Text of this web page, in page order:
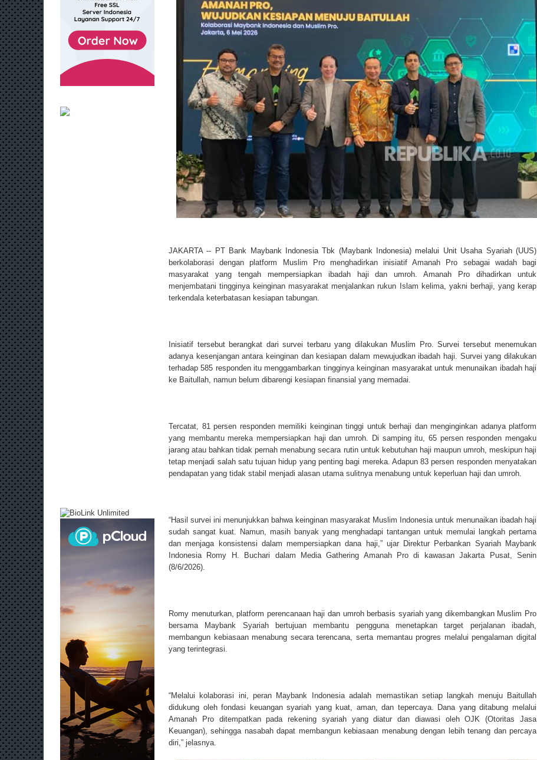
JAKARTA -- PT Bank Maybank Indonesia Tbk (Maybank Indonesia) melalui Unit Usaha Syariah (UUS)
berkolaborasi dengan platform Muslim Pro menghadirkan inisiatif Amanah Pro sebagai wadah bagi
masyarakat yang tengah mempersiapkan ibadah haji dan umroh. Amanah Pro dihadirkan untuk
menjembatani tingginya keinginan masyarakat menjalankan rukun Islam kelima, yakni berhaji, yang kerap
terkendala keterbatasan kesiapan tabungan.
Inisiatif tersebut berangkat dari survei terbaru yang dilakukan Muslim Pro. Survei tersebut menemukan
adanya kesenjangan antara keinginan dan kesiapan dalam mewujudkan ibadah haji. Survei yang dilakukan
terhadap 585 responden itu menggambarkan tingginya keinginan masyarakat untuk menunaikan ibadah haji
ke Baitullah, namun belum dibarengi kesiapan finansial yang memadai.
Tercatat, 81 persen responden memiliki keinginan tinggi untuk berhaji dan menginginkan adanya platform
yang membantu mereka mempersiapkan haji dan umroh. Di samping itu, 65 persen responden mengaku
jarang atau bahkan tidak pernah menabung secara rutin untuk kebutuhan haji maupun umroh, meskipun haji
tetap menjadi salah satu tujuan hidup yang penting bagi mereka. Adapun 83 persen responden menyatakan
pendapatan yang tidak stabil menjadi alasan utama sulitnya menabung untuk keperluan haji dan umroh.
“Hasil survei ini menunjukkan bahwa keinginan masyarakat Muslim Indonesia untuk menunaikan ibadah haji
sudah sangat kuat. Namun, masih banyak yang menghadapi tantangan untuk memulai langkah pertama
dan menjaga konsistensi dalam mempersiapkan dana haji,” ujar Direktur Perbankan Syariah Maybank
Indonesia Romy H. Buchari dalam Media Gathering Amanah Pro di kawasan Jakarta Pusat, Senin
(8/6/2026).
Romy menuturkan, platform perencanaan haji dan umroh berbasis syariah yang dikembangkan Muslim Pro
bersama Maybank Syariah bertujuan membantu pengguna menetapkan target perjalanan ibadah,
membangun kebiasaan menabung secara terencana, serta memantau progres melalui pengalaman digital
yang terintegrasi.
“Melalui kolaborasi ini, peran Maybank Indonesia adalah memastikan setiap langkah menuju Baitullah
didukung oleh fondasi keuangan syariah yang kuat, aman, dan tepercaya. Dana yang ditabung melalui
Amanah Pro ditempatkan pada rekening syariah yang diatur dan diawasi oleh OJK (Otoritas Jasa
Keuangan), sehingga nasabah dapat membangun kebiasaan menabung dengan lebih tenang dan percaya
diri,” jelasnya.